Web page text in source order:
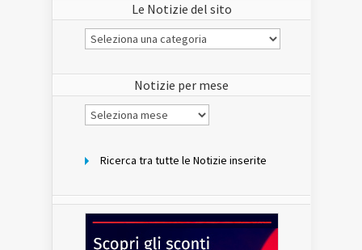
Le Notizie del sito
Le
Notizie
Notizie per mese
Notizie
per
Ricerca tra tutte le Notizie inserite